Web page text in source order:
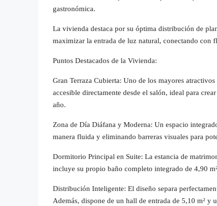
gastronómica.
La vivienda destaca por su óptima distribución de
maximizar la entrada de luz natural, conectando con
Puntos Destacados de la Vivienda:
Gran Terraza Cubierta: Uno de los mayores
accesible directamente desde el salón, ideal para
año.
Zona de Día Diáfana y Moderna: Un espacio
manera fluida y eliminando barreras visuales para
Dormitorio Principal en Suite: La estancia de
incluye su propio baño completo integrado de 4,90
Distribución Inteligente: El diseño separa
Además, dispone de un hall de entrada de 5,10 m²